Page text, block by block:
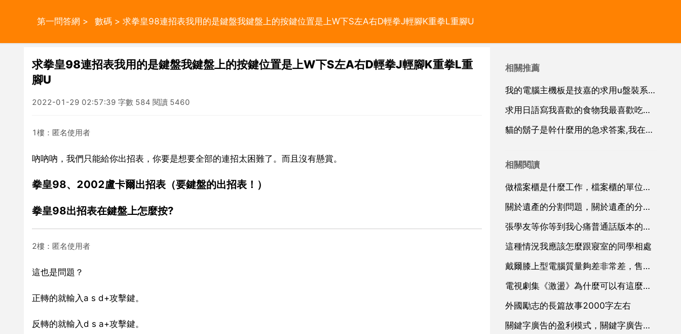
第一問答網 > 數碼 > 求拳皇98連招表我用的是鍵盤我鍵盤上的按鍵位置是上W下S左A右D輕拳J輕腳K重拳L重腳U
求拳皇98連招表我用的是鍵盤我鍵盤上的按鍵位置是上W下S左A右D輕拳J輕腳K重拳L重
腳U
2022-01-29 02:57:39 字數 584 閱讀 5460
1樓：匿名使用者
吶吶吶，我們只能給你出招表，你要是想要全部的連招太困難了。而且沒有懸賞。
拳皇98、2002盧卡爾出招表（要鍵盤的出招表！）
拳皇98出招表在鍵盤上怎麼按?
2樓：匿名使用者
這也是問題？
正轉的就輸入a s d+攻擊鍵。
反轉的就輸入d s a+攻擊鍵。
相關推薦
我的電腦主機板是技嘉的求用u盤裝系統的步驟
求用日語寫我喜歡的食物我最喜歡吃的食物是餃子，我的家
貓的鬍子是幹什麼用的急求答案,我在給孩子輔導作業
相關閱讀
做檔案櫃是什麼工作，檔案櫃的單位是什麼，比如說乙個檔案櫃？還是什麼
關於遺產的分割問題，關於遺產的分割問題
張學友等你等到我心痛普通話版本的到底有沒有啊
這種情況我應該怎麼跟寢室的同學相處
戴爾膝上型電腦質量夠差非常差，售後工作人員服務更差
電視劇集《激盪》為什麼可以有這麼多老戲骨加持
外國勵志的長篇故事2000字左右
關鍵字廣告的盈利模式，關鍵字廣告廣告